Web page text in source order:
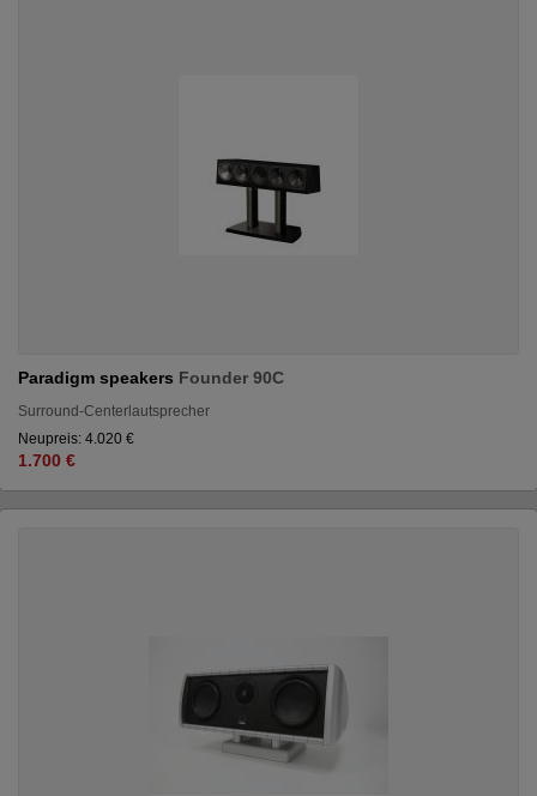
Paradigm speakers Founder 90C
Surround-Centerlautsprecher
Neupreis: 4.020 €
1.700 €